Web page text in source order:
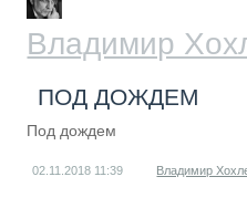
Владимир
ПОД ДОЖДЕМ
Под дождем
02.11.2018 11:39 Владимир